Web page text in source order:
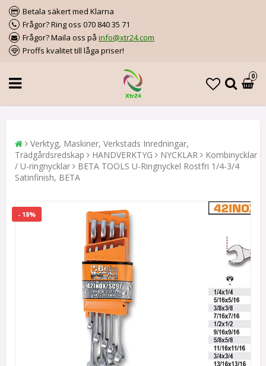
Betala säkert med Klarna
Frågor? Ring oss 070 840 35 71
Frågor? Maila oss på info@xtr24.com
Proffs kvalitet till låga priser!
0
Verktyg, Maskiner, Verkstads Inredningar,
Trädgårdsredskap
HANDVERKTYG NYCKLAR
Kombinycklar
/ U-ringnycklar
BETA TOOLS U-Ringnyckel Rostfri 1/4-3/4
Satinfinish, BETA
- 18%